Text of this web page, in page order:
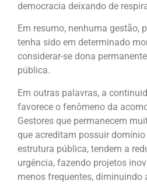
democracia deixando de
Em resumo, nenhuma gestão,
tenha sido em determinado
considerar-se dona
pública.
Em outras palavras, a
favorece o fenômeno da
Gestores que permanecem
que acreditam possuir
estrutura pública, tendem a
urgência, fazendo projetos
menos frequentes, diminuindo